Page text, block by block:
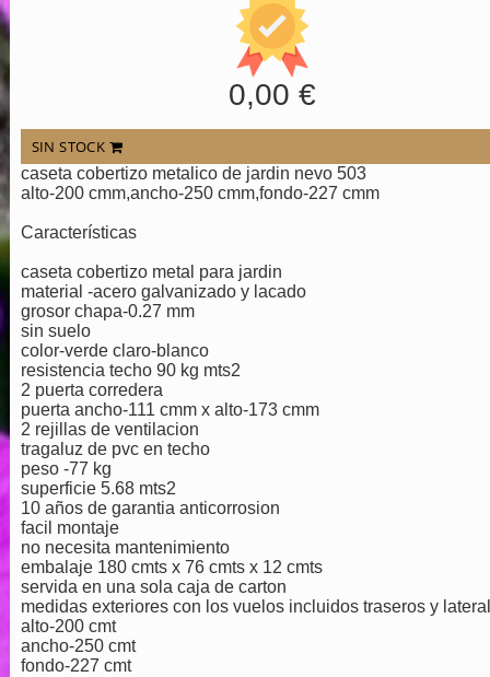
0,00 €
SIN STOCK
caseta cobertizo metalico de jardin nevo 503
alto-200 cmm,ancho-250 cmm,fondo-227 cmm
Características
caseta cobertizo metal para jardin
material -acero galvanizado y lacado
grosor chapa-0.27 mm
sin suelo
color-verde claro-blanco
resistencia techo 90 kg mts2
2 puerta corredera
puerta ancho-111 cmm x alto-173 cmm
2 rejillas de ventilacion
tragaluz de pvc en techo
peso -77 kg
superficie 5.68 mts2
10 años de garantia anticorrosion
facil montaje
no necesita mantenimiento
embalaje 180 cmts x 76 cmts x 12 cmts
servida en una sola caja de carton
medidas exteriores con los vuelos incluidos traseros y
alto-200 cmt
ancho-250 cmt
fondo-227 cmt